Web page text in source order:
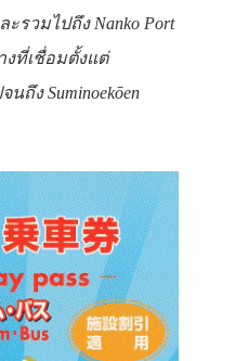
รวมไปถึง Nanko Port
งที่เชื่อมตั้งแต่
นถึง Suminoekōen